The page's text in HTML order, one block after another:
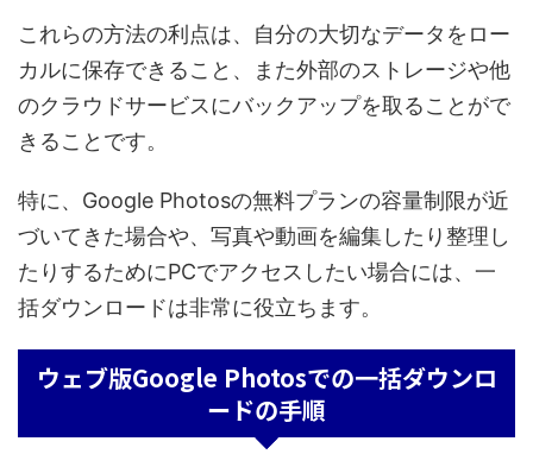
これらの方法の利点は、自分の大切なデータをロー
カルに保存できること、また外部のストレージや他
のクラウドサービスにバックアップを取ることがで
きることです。
特に、Google Photosの無料プランの容量制限が近
づいてきた場合や、写真や動画を編集したり整理し
たりするためにPCでアクセスしたい場合には、一
括ダウンロードは非常に役立ちます。
ウェブ版Google Photosでの一括ダウンロ
ードの手順